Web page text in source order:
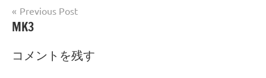
投
稿
ナ
Previous Post
MK3
コメントを残す